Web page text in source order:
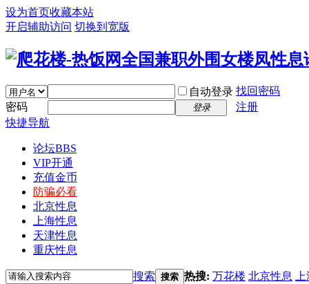
设为首页收藏本站
开启辅助访问 切换到宽版
自动登录 找回密码
密码
登录
注册
快捷导航
论坛BBS
VIP开通
充值金币
防骗必看
北京性息
上海性息
天津性息
重庆性息
搜索 搜索 热搜: 万花楼 北京性息